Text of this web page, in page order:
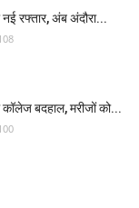
रफ्तार, अंब अंदौरा...
बदहाल, मरीजों को...